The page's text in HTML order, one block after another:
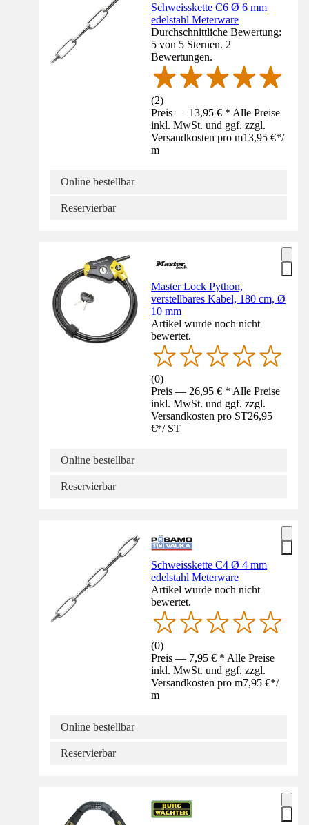
Schweisskette C6 Ø 6 mm
edelstahl Meterware
Durchschnittliche Bewertung:
5 von 5 Sternen. 2
Bewertungen.
(2)
Preis — 13,95 € * Alle Preise
inkl. MwSt. und ggf. zzgl.
Versandkosten pro m13,95 €*/
m
Online bestellbar
Reservierbar
Master Lock Python,
verstellbares Kabel, 180 cm, Ø
10 mm
Artikel wurde noch nicht
bewertet.
(0)
Preis — 26,95 € * Alle Preise
inkl. MwSt. und ggf. zzgl.
Versandkosten pro ST26,95
€*/ ST
Online bestellbar
Reservierbar
Schweisskette C4 Ø 4 mm
edelstahl Meterware
Artikel wurde noch nicht
bewertet.
(0)
Preis — 7,95 € * Alle Preise
inkl. MwSt. und ggf. zzgl.
Versandkosten pro m7,95 €*/
m
Online bestellbar
Reservierbar